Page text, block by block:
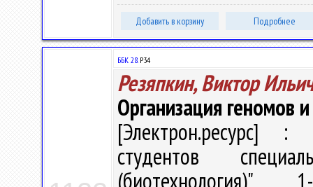
Добавить в корзину Подробнее
ББК 28.Р34
Резяпкин, Виктор Ильич
Организация геномов и
[Электрон.ресурс] :
студентов
(биотехнология)",